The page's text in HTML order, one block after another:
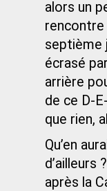
alors un
rencontre
septième
écrasé
arrière
de ce D-
que rien,
Qu’en
d’ailleurs
après la